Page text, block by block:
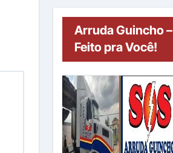
Arruda Guincho –
Feito pra Você!